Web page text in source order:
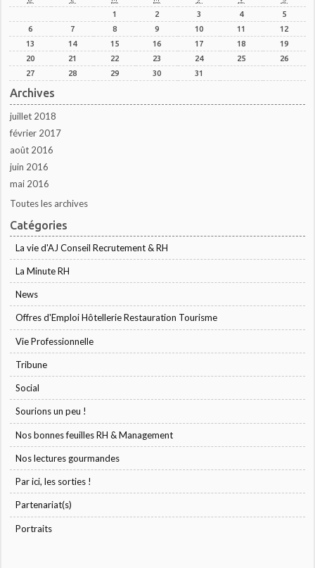
1 2 3 4
5
6
7 8 9 10 11
12
13
14 15 16 17 18
19
20
21 22 23 24 25
26
27
28 29 30 31
Archives
juillet 2018
février 2017
août 2016
juin 2016
mai 2016
Toutes les archives
Catégories
La vie d'AJ Conseil Recrutement & RH
La Minute RH
News
Offres d'Emploi Hôtellerie Restauration Tourisme
Vie Professionnelle
Tribune
Social
Sourions un peu !
Nos bonnes feuilles RH & Management
Nos lectures gourmandes
Par ici, les sorties !
Partenariat(s)
Portraits